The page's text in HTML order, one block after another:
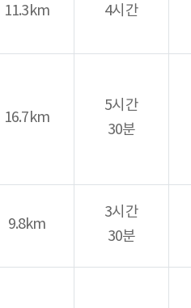
11.3km 4시간
16.7km
5시간
30분
9.8km
3시간
30분